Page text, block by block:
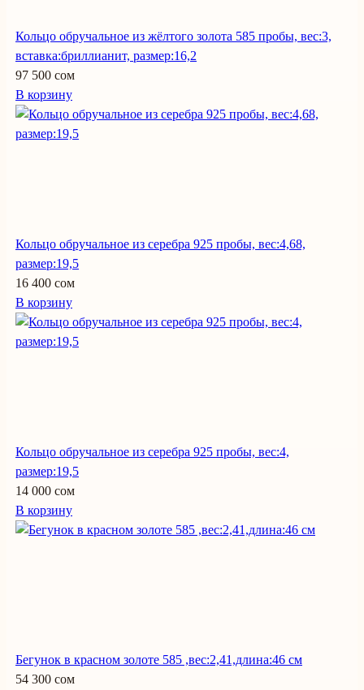
Кольцо обручальное из жёлтого золота 585 пробы, вес:3,
вставка:бриллианит, размер:16,2
97 500 сом
В корзину
Кольцо обручальное из серебра 925 пробы, вес:4,68,
размер:19,5
16 400 сом
В корзину
Кольцо обручальное из серебра 925 пробы, вес:4,
размер:19,5
14 000 сом
В корзину
Бегунок в красном золоте 585 ,вес:2,41,длина:46 см
54 300 сом